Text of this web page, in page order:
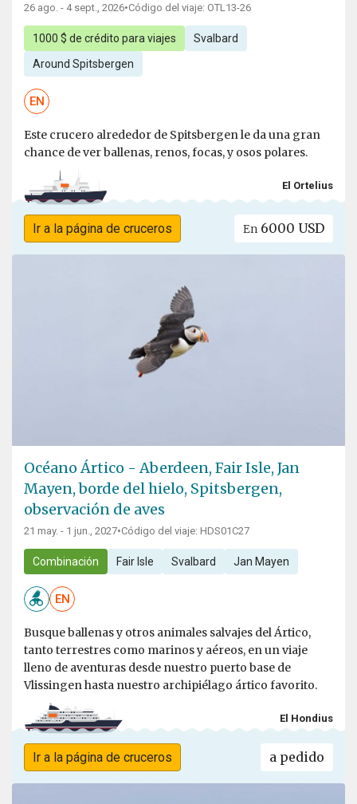
26 ago. - 4 sept., 2026•Código del viaje: OTL13-26
1000 $ de crédito para viajes Svalbard
Around Spitsbergen
EN
Este crucero alrededor de Spitsbergen le da una gran
chance de ver ballenas, renos, focas, y osos polares.
El Ortelius
Ir a la página de cruceros En 6000 USD
Océano Ártico - Aberdeen, Fair Isle, Jan
Mayen, borde del hielo, Spitsbergen,
observación de aves
21 may. - 1 jun., 2027•Código del viaje: HDS01C27
Combinación Fair Isle Svalbard Jan Mayen
EN
Busque ballenas y otros animales salvajes del Ártico,
tanto terrestres como marinos y aéreos, en un viaje
lleno de aventuras desde nuestro puerto base de
Vlissingen hasta nuestro archipiélago ártico favorito.
El Hondius
Ir a la página de cruceros a pedido